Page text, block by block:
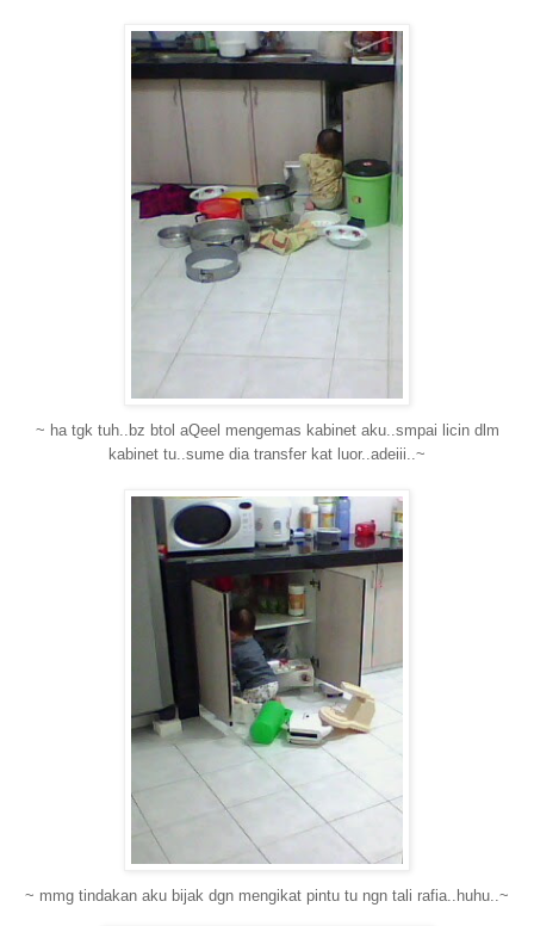
~ ha tgk tuh..bz btol aQeel mengemas kabinet aku..smpai licin dlm
kabinet tu..sume dia transfer kat luor..adeiii..~
~ mmg tindakan aku bijak dgn mengikat pintu tu ngn tali rafia..huhu..~